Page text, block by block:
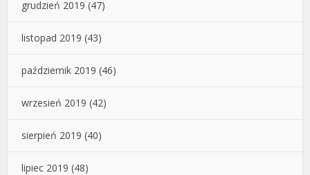
grudzień 2019 (47)
listopad 2019 (43)
październik 2019 (46)
wrzesień 2019 (42)
sierpień 2019 (40)
lipiec 2019 (48)